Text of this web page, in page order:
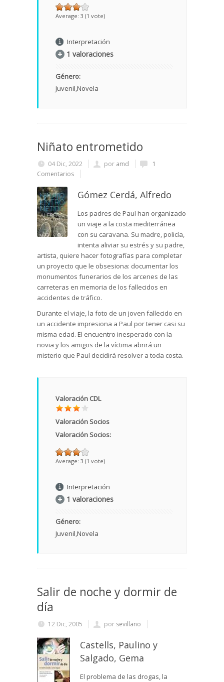
Average: 3 (1 vote)
Interpretación
1 valoraciones
Género:
Juvenil Novela
Niñato entrometido
04 Dic, 2022 por amd
1
Comentarios
Gómez Cerdá, Alfredo
Los padres de Paul han organizado
un viaje a la costa mediterránea
con su caravana. Su madre, policía,
intenta aliviar su estrés y su padre,
artista, quiere hacer fotografías para completar
un proyecto que le obsesiona: documentar los
monumentos funerarios de los arcenes de las
carreteras en memoria de los fallecidos en
accidentes de tráfico.
Durante el viaje, la foto de un joven fallecido en
un accidente impresiona a Paul por tener casi su
misma edad. El encuentro inesperado con la
novia y los amigos de la víctima abrirá un
misterio que Paul decidirá resolver a toda costa.
Valoración CDL
Valoración Socios
Valoración Socios:
Average: 3 (1 vote)
Interpretación
1 valoraciones
Género:
Juvenil Novela
Salir de noche y dormir de
día
12 Dic, 2005 por sevillano
Castells, Paulino y
Salgado, Gema
El problema de las drogas, la